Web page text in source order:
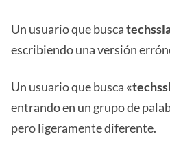
Un usuario que busca
escribiendo una versión
Un usuario que busca
entrando en un grupo de
pero ligeramente diferente.